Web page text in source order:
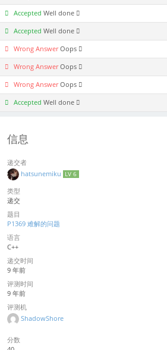
AcceptedWell done
AcceptedWell done
Wrong AnswerOops
Wrong AnswerOops
Wrong AnswerOops
AcceptedWell done
信息
递交者
hatsunemiku LV 6
类型
递交
题目
P1369 难解的问题
语言
C++
递交时间
9 年前
评测时间
9 年前
评测机
ShadowShore
分数